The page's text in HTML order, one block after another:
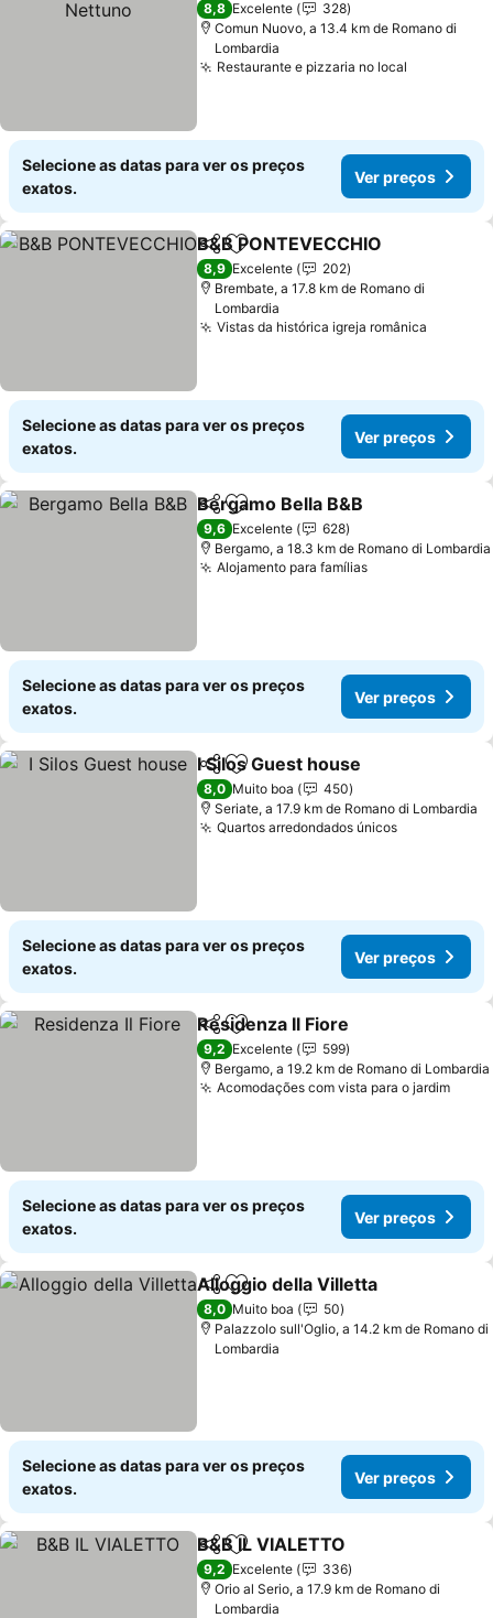
8,8 Excelente
328
Comun Nuovo, a 13.4 km de Romano di
Lombardia
Restaurante e pizzaria no local
Selecione as datas para ver os preços
exatos.
Ver preços
PartilharAdicionar aos favoritos
B&B PONTEVECCHIO
8,9 Excelente
202
Brembate, a 17.8 km de Romano di
Lombardia
Vistas da histórica igreja românica
Selecione as datas para ver os preços
exatos.
Ver preços
PartilharAdicionar aos favoritos
Bergamo Bella B&B
9,6 Excelente
628
Bergamo, a 18.3 km de Romano di Lombardia
Alojamento para famíliasVer preços
Selecione as datas para ver os preços
exatos.
Ver preços
PartilharAdicionar aos favoritos
I Silos Guest house
8,0 Muito boa
450
Seriate, a 17.9 km de Romano di Lombardia
Quartos arredondados únicosVer preços
Selecione as datas para ver os preços
exatos.
Ver preços
PartilharAdicionar aos favoritos
Residenza Il Fiore
9,2 Excelente
599
Bergamo, a 19.2 km de Romano di Lombardia
Acomodações com vista para o jardimVer
Selecione as datas para ver os preços
exatos.
Ver preços
PartilharAdicionar aos favoritos
Alloggio della Villetta
8,0 Muito boa
50
Palazzolo sull'Oglio, a 14.2 km de Romano di
Lombardia
Selecione as datas para ver os preços
exatos.
Ver preços
PartilharAdicionar aos favoritos
B&B IL VIALETTO
9,2 Excelente
336
Orio al Serio, a 17.9 km de Romano di
Lombardia